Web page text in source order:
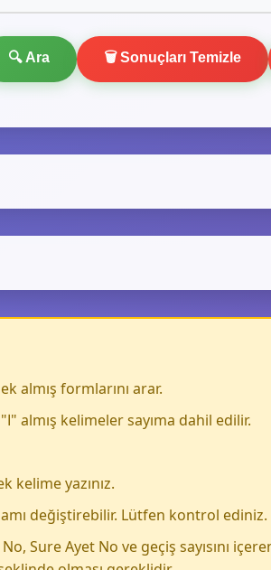
🔍 Ara 🗑️ Sonuçları Temizle
almış formlarını arar.
• Arapça gramer gereği sona elif harfi "ا" almış kelimeler sayıma dahil edilir.
kelime yazınız.
değiştirebilir. Lütfen kontrol ediniz.
Sure Ayet No ve geçiş sayısını